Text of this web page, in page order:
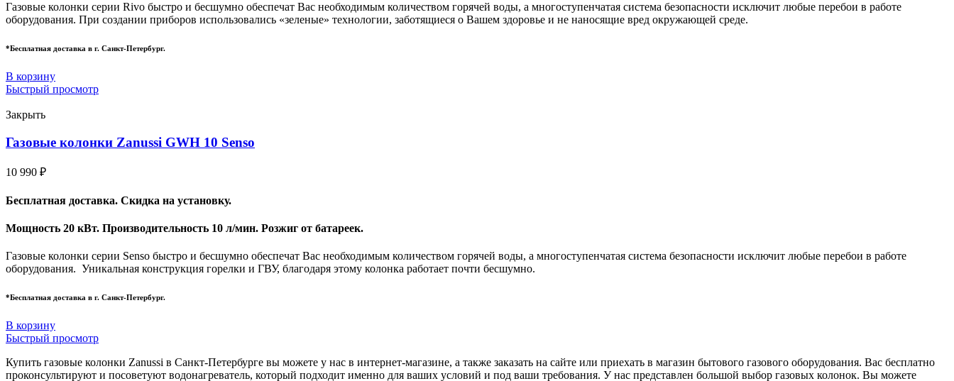
Газовые колонки серии Rivo быстро и бесшумно обеспечат Вас необходимым количеством горячей воды, а многоступенчатая система безопасности исключит любые перебои в работе
оборудования. При создании приборов использовались «зеленые» технологии, заботящиеся о Вашем здоровье и не наносящие вред окружающей среде.
*Бесплатная доставка в г. Санкт-Петербург.
В корзину
Быстрый просмотр
Закрыть
Газовые колонки Zanussi GWH 10 Senso
10 990 ₽
Бесплатная доставка. Скидка на установку.
Мощность 20 кВт. Производительность 10 л/мин. Розжиг от батареек.
Газовые колонки серии Senso быстро и бесшумно обеспечат Вас необходимым количеством горячей воды, а многоступенчатая система безопасности исключит любые перебои в работе
оборудования. Уникальная конструкция горелки и ГВУ, благодаря этому колонка работает почти бесшумно.
*Бесплатная доставка в г. Санкт-Петербург.
В корзину
Быстрый просмотр
Купить газовые колонки Zanussi в Санкт-Петербурге вы можете у нас в интернет-магазине, а также заказать на сайте или приехать в магазин бытового газового оборудования. Вас бесплатно
проконсультируют и посоветуют водонагреватель, который подходит именно для ваших условий и под ваши требования. У нас представлен большой выбор газовых колонок. Вы можете